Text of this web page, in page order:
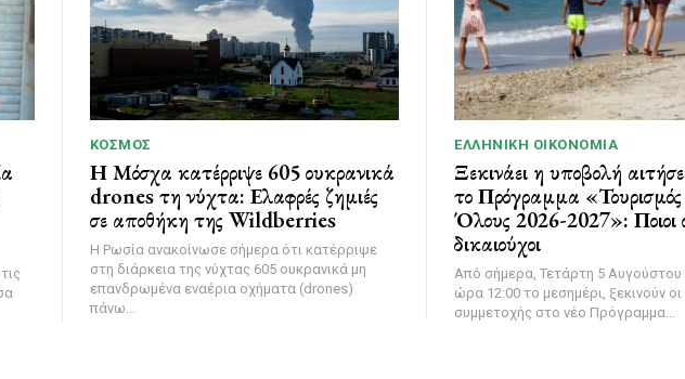
ΚΌΣΜΟΣ
Η Μόσχα κατέρριψε 605 ουκρανικά
drones τη νύχτα: Ελαφρές ζημιές
σε αποθήκη της Wildberries
Η Ρωσία ανακοίνωσε σήμερα ότι κατέρριψε
στη διάρκεια της νύχτας 605 ουκρανικά μη
επανδρωμένα εναέρια οχήματα (drones)
πάνω...
ΕΛΛΗΝΙΚΉ ΟΙΚΟΝΟΜΊΑ
Ξεκινάει η υποβολή
το Πρόγραμμα «Τουρισμός
Όλους 2026-2027»: Ποιοι
δικαιούχοι
Από σήμερα, Τετάρτη 5 Αυγούστου
ώρα 12:00 το μεσημέρι, ξεκινούν οι
συμμετοχής στο νέο Πρόγραμμα...